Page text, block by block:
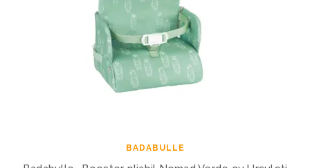
BADABULLE